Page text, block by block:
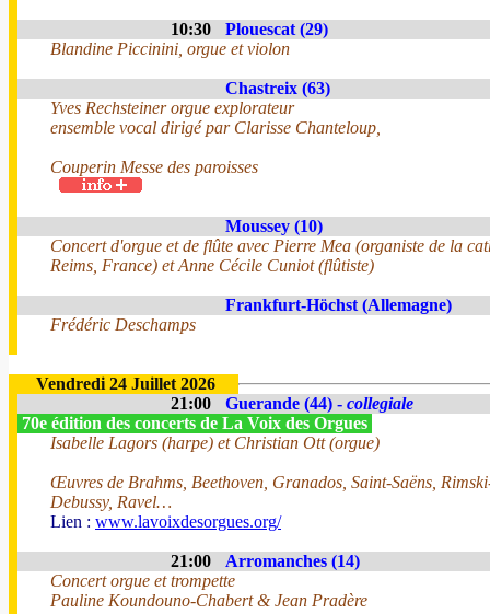
10:30
Plouescat (29)
Blandine Piccinini, orgue et violon
Chastreix (63)
Yves Rechsteiner orgue explorateur
ensemble vocal dirigé par Clarisse Chanteloup,
Couperin Messe des paroisses
Moussey (10)
Concert d'orgue et de flûte avec Pierre Mea (organiste de la
Reims, France) et Anne Cécile Cuniot (flûtiste)
Frankfurt-Höchst (Allemagne)
Frédéric Deschamps
Vendredi 24 Juillet 2026
21:00
Guerande (44) - collegiale
70e édition des concerts de La Voix des Orgues
Isabelle Lagors (harpe) et Christian Ott (orgue)
Œuvres de Brahms, Beethoven, Granados, Saint-Saëns,
Debussy, Ravel…
Lien : www.lavoixdesorgues.org/
21:00
Arromanches (14)
Concert orgue et trompette
Pauline Koundouno-Chabert & Jean Pradère